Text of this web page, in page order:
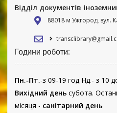
Відділ документів
88018 м Ужгород, вул.
Години роботи:
Пн.-Пт.-з 09-19 год Нд.- з 10
Вихідний день субота.
місяця - санітарний день